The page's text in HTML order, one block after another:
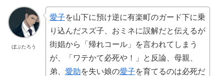
ぼぶたろう
愛子を山下に預け逆に有楽町のガード下に乗
り込んだスズ子、おミネに誤解だと伝えるが
街娼から「帰れコール」を言われてしまう
が、「ワテかて必死や！」と反論、母親、
弟、 愛助を失い娘の愛子を育てるのは必死だ